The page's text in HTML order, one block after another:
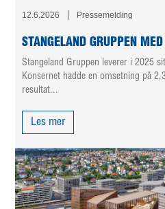
12.6.2026 Pressemelding
STANGELAND GRUPPEN
Stangeland Gruppen leverer i 2025
Konsernet hadde en omsetning på
resultat...
Les mer